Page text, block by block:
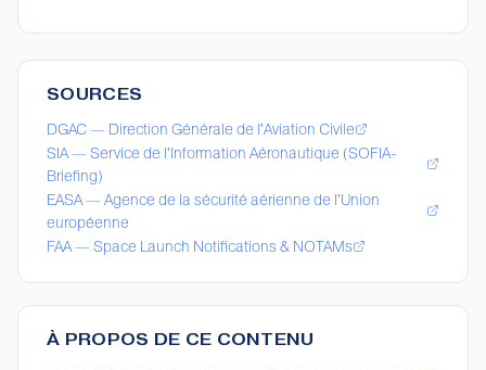
SOURCES
DGAC — Direction Générale de l'Aviation Civile
SIA — Service de l'Information Aéronautique (SOFIA-
Briefing)
EASA — Agence de la sécurité aérienne de l'Union
européenne
FAA — Space Launch Notifications & NOTAMs
À PROPOS DE CE CONTENU